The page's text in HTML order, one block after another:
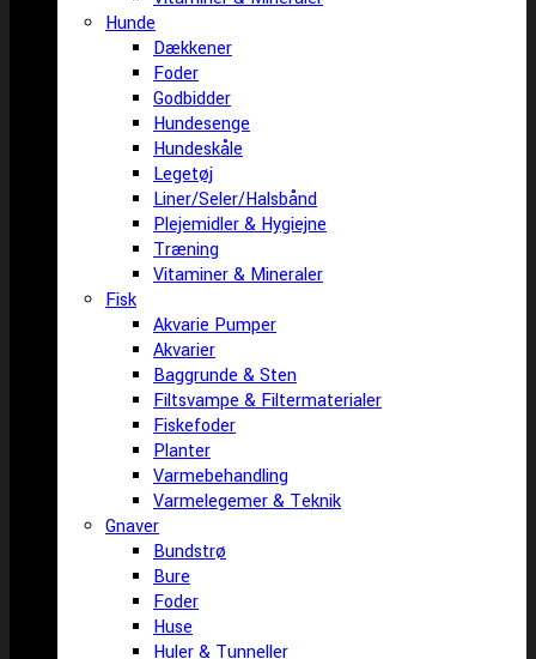
Hunde
Dækkener
Foder
Godbidder
Hundesenge
Hundeskåle
Legetøj
Liner/Seler/Halsbånd
Plejemidler & Hygiejne
Træning
Vitaminer & Mineraler
Fisk
Akvarie Pumper
Akvarier
Baggrunde & Sten
Filtsvampe & Filtermaterialer
Fiskefoder
Planter
Varmebehandling
Varmelegemer & Teknik
Gnaver
Bundstrø
Bure
Foder
Huse
Huler & Tunneller